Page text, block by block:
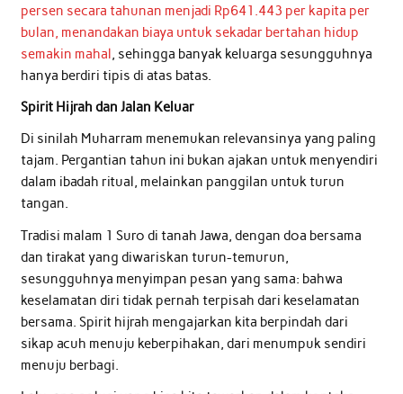
persen secara tahunan menjadi Rp641.443 per kapita per
bulan, menandakan biaya untuk sekadar bertahan hidup
semakin mahal , sehingga banyak keluarga sesungguhnya
hanya berdiri tipis di atas batas.
Spirit Hijrah dan Jalan Keluar
Di sinilah Muharram menemukan relevansinya yang paling
tajam. Pergantian tahun ini bukan ajakan untuk menyendiri
dalam ibadah ritual, melainkan panggilan untuk turun
tangan.
Tradisi malam 1 Suro di tanah Jawa, dengan doa bersama
dan tirakat yang diwariskan turun-temurun,
sesungguhnya menyimpan pesan yang sama: bahwa
keselamatan diri tidak pernah terpisah dari keselamatan
bersama. Spirit hijrah mengajarkan kita berpindah dari
sikap acuh menuju keberpihakan, dari menumpuk sendiri
menuju berbagi.